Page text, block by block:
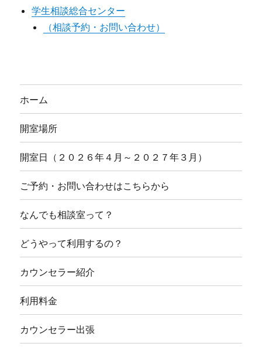
学生相談総合センター
（相談予約・お問い合わせ）
ホーム
開室場所
開室日（２０２６年４月～２０２７年３月）
ご予約・お問い合わせはこちらから
なんでも相談室って？
どうやって利用するの？
カウンセラー紹介
利用料金
カウンセラー出張